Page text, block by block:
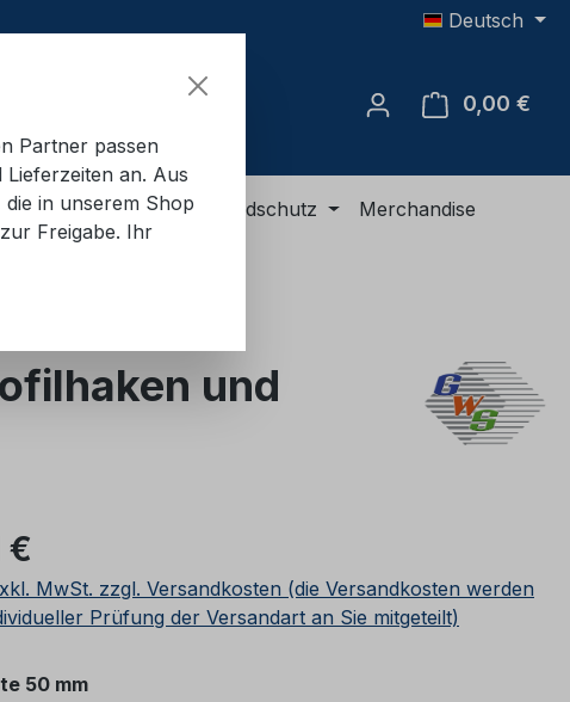
Deutsch
0,00 €
ADR-Ausrüstung Brandschutz
Merchandise
und
Preis:
€
MwSt. zzgl. Versandkosten (die Versandkosten werden
Prüfung der Versandart an Sie mitgeteilt)
50 mmauswählen
Partner passen
an. Aus
in unserem Shop
Freigabe. Ihr